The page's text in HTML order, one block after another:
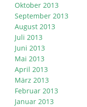
Oktober 2013
September 2013
August 2013
Juli 2013
Juni 2013
Mai 2013
April 2013
März 2013
Februar 2013
Januar 2013